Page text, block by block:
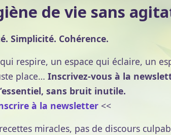
de vie sans
Simplicité. Cohérence.
respire, un espace qui éclaire, un
place… Inscrivez-vous à la
sans bruit inutile.
à la newsletter <<
miracles, pas de discours